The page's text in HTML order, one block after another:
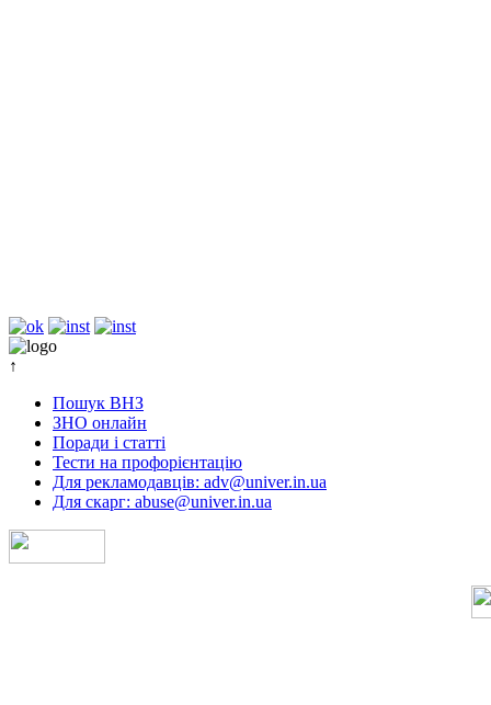
↑
Пошук ВНЗ
ЗНО онлайн
Поради і статті
Тести на профорієнтацію
Для рекламодавців: adv@univer.in.ua
Для скарг: abuse@univer.in.ua